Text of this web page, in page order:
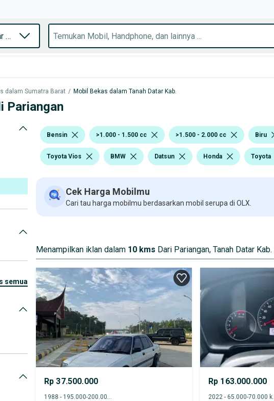
dalam Sumatra Barat / Mobil Bekas dalam Tanah Datar Kab.
Pariangan
semua
Bensin >1.000 - 1.500 cc >1.500 - 2.000 cc Biru
Toyota Vios BMW Datsun Honda Toyota
Cek Harga Mobilmu
Cari tau harga mobilmu berdasarkan mobil serupa di OLX.
Menampilkan iklan dalam 10 kms Dari Pariangan, Tanah Datar Kab.
Rp 37.500.000 Rp 163.000.000
2022 - 65.000-70.000 km